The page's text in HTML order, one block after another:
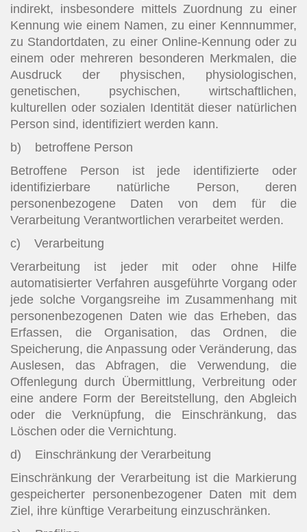
indirekt, insbesondere mittels Zuordnung zu einer
Kennung wie einem Namen, zu einer Kennnummer,
zu Standortdaten, zu einer Online-Kennung oder zu
einem oder mehreren besonderen Merkmalen, die
Ausdruck der physischen, physiologischen,
genetischen, psychischen, wirtschaftlichen,
kulturellen oder sozialen Identität dieser natürlichen
Person sind, identifiziert werden kann.
b) betroffene Person
Betroffene Person ist jede identifizierte oder
identifizierbare natürliche Person, deren
personenbezogene Daten von dem für die
Verarbeitung Verantwortlichen verarbeitet werden.
c) Verarbeitung
Verarbeitung ist jeder mit oder ohne Hilfe
automatisierter Verfahren ausgeführte Vorgang oder
jede solche Vorgangsreihe im Zusammenhang mit
personenbezogenen Daten wie das Erheben, das
Erfassen, die Organisation, das Ordnen, die
Speicherung, die Anpassung oder Veränderung, das
Auslesen, das Abfragen, die Verwendung, die
Offenlegung durch Übermittlung, Verbreitung oder
eine andere Form der Bereitstellung, den Abgleich
oder die Verknüpfung, die Einschränkung, das
Löschen oder die Vernichtung.
d) Einschränkung der Verarbeitung
Einschränkung der Verarbeitung ist die Markierung
gespeicherter personenbezogener Daten mit dem
Ziel, ihre künftige Verarbeitung einzuschränken.